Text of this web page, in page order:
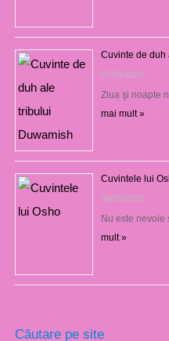
Cuvinte de duh
07/09/2023
Ziua şi noapte
mai mult »
Cuvintele lui
06/09/2023
Nu este nevoie
mult »
Căutare pe site